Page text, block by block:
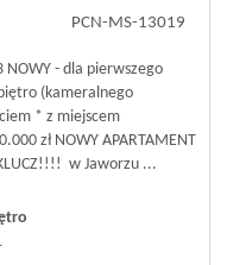
Kontakt
PCN-MS-13019
NOWY - dla pierwszego
(kameralnego
* z miejscem
zł NOWY APARTAMENT
KLUCZ!!!! w Jaworzu ...